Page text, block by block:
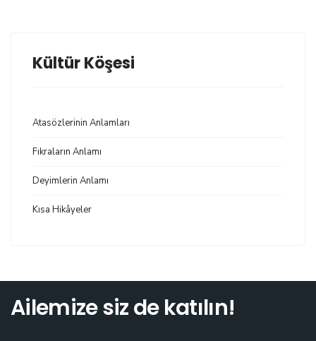
Kültür Köşesi
Atasözlerinin Anlamları
Fıkraların Anlamı
Deyimlerin Anlamı
Kısa Hikâyeler
Ailemize siz de katılın!